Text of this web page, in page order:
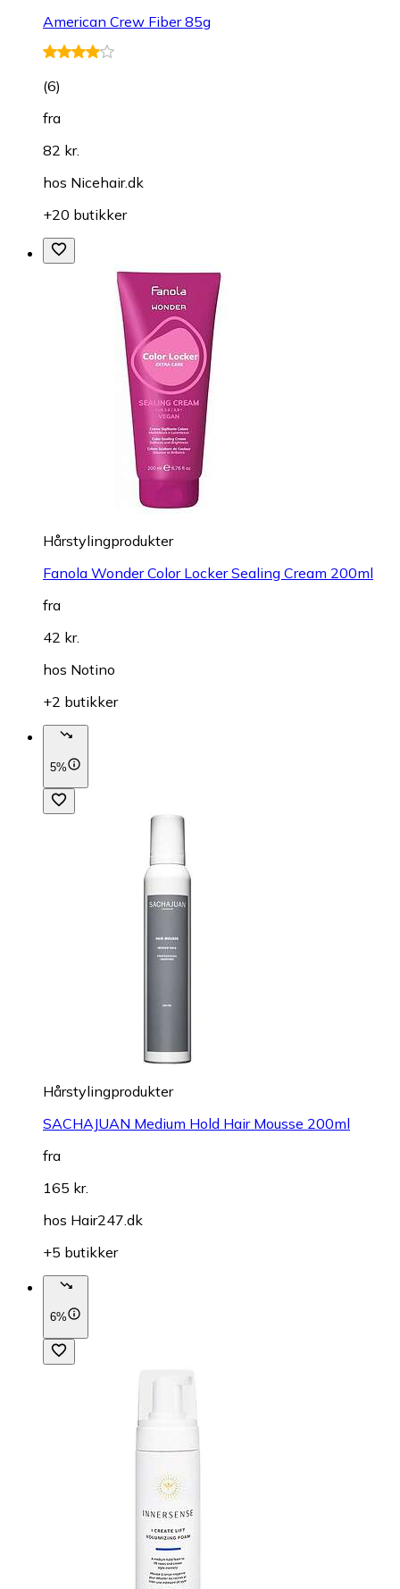
American Crew Fiber 85g
(6)
fra
82 kr.
hos Nicehair.dk
+20 butikker
Hårstylingprodukter
Fanola Wonder Color Locker Sealing Cream 200ml
fra
42 kr.
hos Notino
+2 butikker
5%
Hårstylingprodukter
SACHAJUAN Medium Hold Hair Mousse 200ml
fra
165 kr.
hos Hair247.dk
+5 butikker
6%